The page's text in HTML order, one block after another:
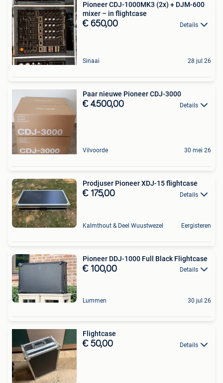
Pioneer CDJ-1000MK3 (2x) + DJM-600
mixer – in flightcase
€ 650,00 Details
Sinaai 28 jul 26
Paar nieuwe Pioneer CDJ-3000
€ 4.500,00 Details
Vilvoorde 30 mei 26
Prodjuser Pioneer XDJ-15 flightcase
€ 175,00 Details
Kalmthout & Deel Wuustwezel Eergisteren
Pioneer DDJ-1000 Full Black Flightcase
€ 100,00 Details
Lummen 30 jul 26
Flightcase
€ 50,00 Details